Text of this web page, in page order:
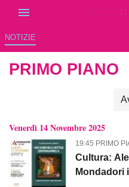
NOTIZIE
PRIMO PIANO
Venerdì 14 Novembre 2025
19:45 PRIMO
Cultura:
Mondadori